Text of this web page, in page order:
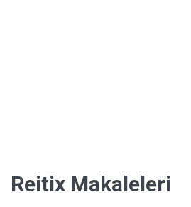
Reitix Makaleleri